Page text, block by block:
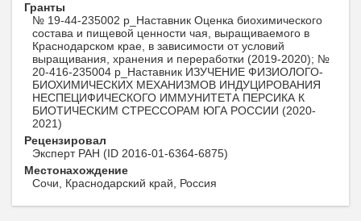
Гранты
№ 19-44-235002 р_Наставник Оценка биохимического
состава и пищевой ценности чая, выращиваемого в
Краснодарском крае, в зависимости от условий
выращивания, хранения и переработки (2019-2020); №
20-416-235004 р_Наставник ИЗУЧЕНИЕ ФИЗИОЛОГО-
БИОХИМИЧЕСКИХ МЕХАНИЗМОВ ИНДУЦИРОВАНИЯ
НЕСПЕЦИФИЧЕСКОГО ИММУНИТЕТА ПЕРСИКА К
БИОТИЧЕСКИМ СТРЕССОРАМ ЮГА РОССИИ (2020-
2021)
Рецензировал
Эксперт РАН (ID 2016-01-6364-6875)
Местонахождение
Сочи, Краснодарский край, Россия